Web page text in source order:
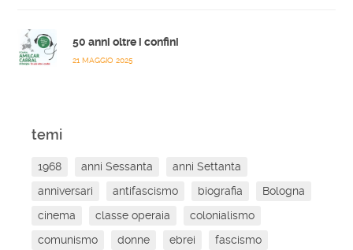
50 anni oltre i confini
21 MAGGIO 2025
temi
1968 anni Sessanta
anni Settanta
anniversari
antifascismo biografia
Bologna
cinema
classe operaia
colonialismo
comunismo
donne ebrei
fascismo